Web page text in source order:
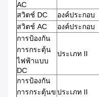
AC
สวิตช์ DC องค์ประกอบ
สวิตช์ AC
องค์ประกอบ
การป้องกัน
การกระตุ้น
ไฟฟ้าแบบ
DC
ประเภท II
การป้องกัน
การกระตุ้นขประเภท II